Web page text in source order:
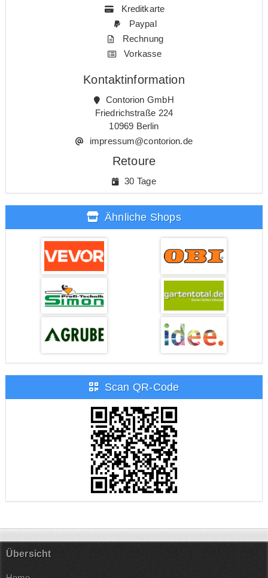
Kreditkarte
Paypal
Rechnung
Vorkasse
Kontaktinformation
Contorion GmbH
Friedrichstraße 224
10969 Berlin
impressum@contorion.de
Retoure
30 Tage
Ähnliche Shops
Scan QR-Code
Übersicht